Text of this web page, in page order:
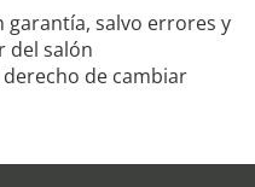
garantía, salvo errores y
del salón
de cambiar